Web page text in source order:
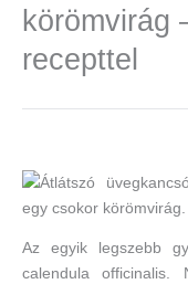
körömvirág
recepttel
Az egyik legszebb
calendula officinalis.